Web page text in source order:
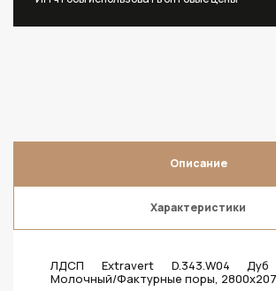
Описание
Характеристики
ЛДСП Extravert D.343.W04 Дуб
Молочный/Фактурные поры,